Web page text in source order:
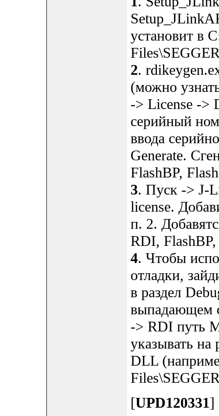
установит в
2.
(можно
-> License ->
серийный
ввода
Generate.
FlashBP,
3. Пуск -> J-
license.
п. 2.
RDI,
4. Чтобы
отладки,
в раздел
выпадающем
-> RDI путь
указывать
DLL
[UPD120331]